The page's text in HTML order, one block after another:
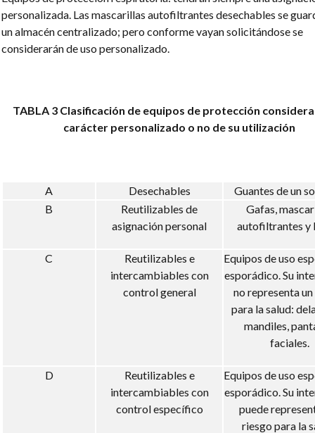
personalizada. Las mascarillas autofiltrantes desechables se
un almacén centralizado; pero conforme vayan solicitándose se
considerarán de uso personalizado.
TABLA 3Clasificación de equipos de protección
carácter personalizado o no de su utilización
A Desechables
Guantes de un
B
Reutilizables de
asignación personal
Gafas,
autofiltrantes y
C
Reutilizables e
intercambiables con
control general
Equipos de uso
esporádico. Su
no representa
para la salud:
mandiles,
faciales.
D
Reutilizables e
intercambiables con
control específico
Equipos de uso
esporádico. Su
puede
riesgo para la